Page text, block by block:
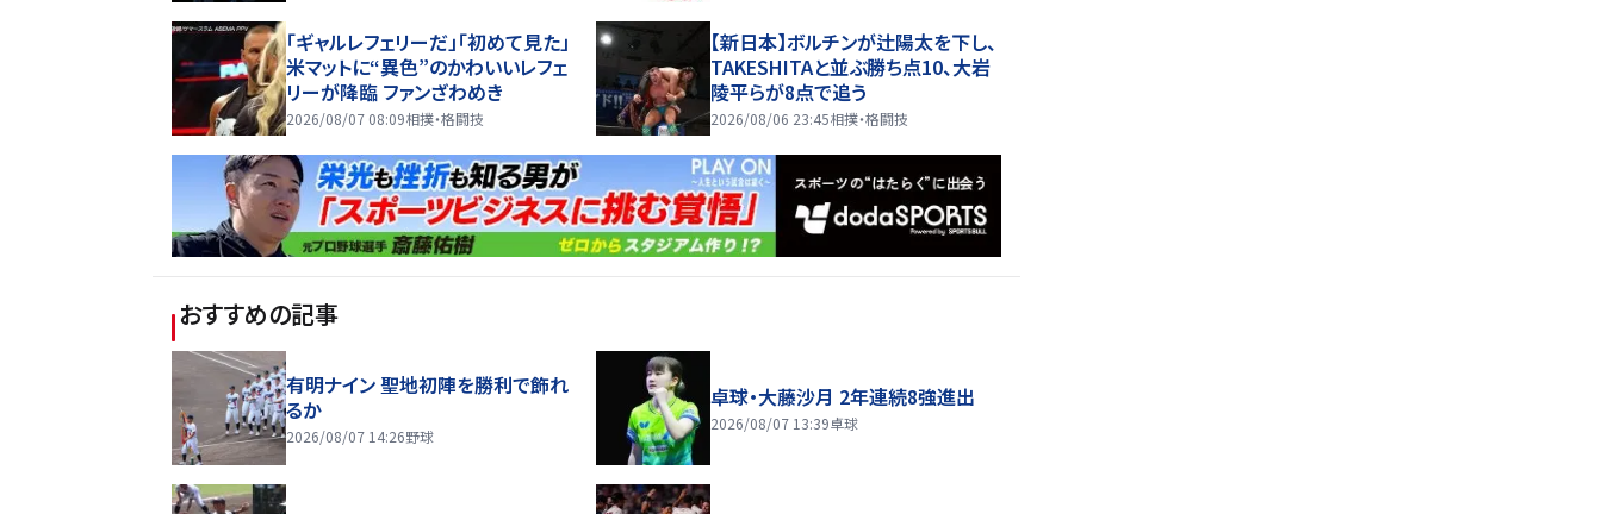
「ギャルレフェリーだ」「初めて見た」
米マットに“異色”のかわいいレフェ
リーが降臨 ファンざわめき
2026/08/07 08:09相撲・格闘技
【新日本】ボルチンが辻陽太を下し、
TAKESHITAと並ぶ勝ち点10、大岩
陵平らが8点で追う
2026/08/06 23:45相撲・格闘技
おすすめの記事
有明ナイン 聖地初陣を勝利で飾れ
るか
2026/08/07 14:26野球
卓球・大藤沙月 2年連続8強進出
2026/08/07 13:39卓球